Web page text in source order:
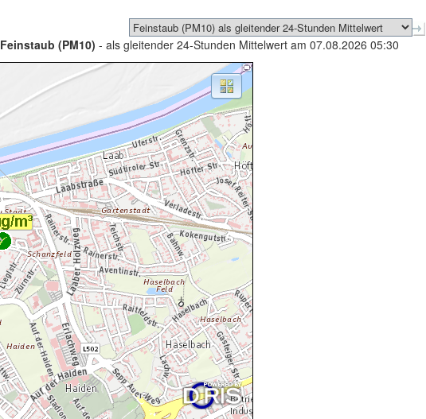
Feinstaub (PM10) - als gleitender 24-Stunden Mittelwert am 07.08.2026 05:30